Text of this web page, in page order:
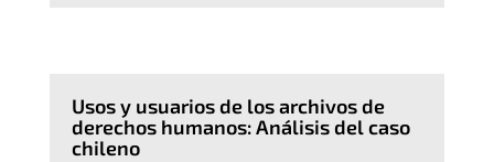
Usos y usuarios de los archivos de
derechos humanos: Análisis del caso
chileno